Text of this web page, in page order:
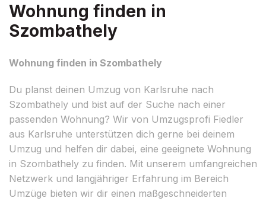
Wohnung finden in
Szombathely
Wohnung finden in Szombathely
Du planst deinen Umzug von Karlsruhe nach
Szombathely und bist auf der Suche nach einer
passenden Wohnung? Wir von Umzugsprofi Fiedler
aus Karlsruhe unterstützen dich gerne bei deinem
Umzug und helfen dir dabei, eine geeignete Wohnung
in Szombathely zu finden. Mit unserem umfangreichen
Netzwerk und langjähriger Erfahrung im Bereich
Umzüge bieten wir dir einen maßgeschneiderten